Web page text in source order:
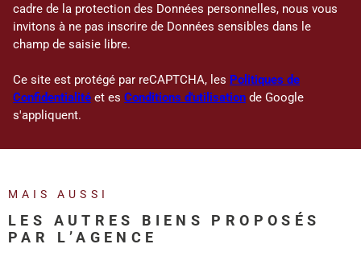
cadre de la protection des Données personnelles, nous vous
invitons à ne pas inscrire de Données sensibles dans le
champ de saisie libre.
Ce site est protégé par reCAPTCHA, les Politiques de
Confidentialité et es Conditions d'utilisation de Google
s'appliquent.
MAIS AUSSI
LES AUTRES BIENS PROPOSÉS
PAR L’AGENCE